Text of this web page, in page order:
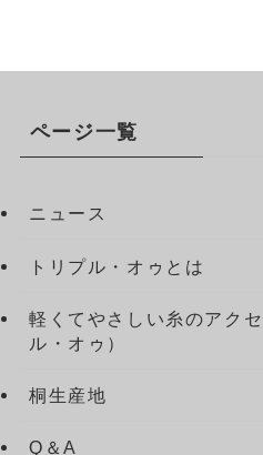
ページ一覧
ニュース
トリプル・オゥとは
軽くてやさしい糸のアク
ル・オゥ）
桐生産地
Q＆A